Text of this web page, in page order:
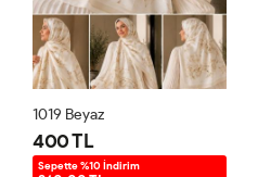
1019 Beyaz
400 TL
Sepette %10 İndirim